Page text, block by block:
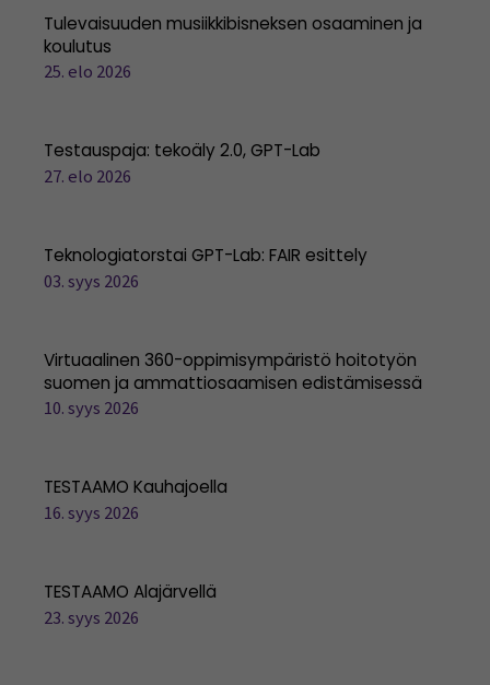
Tulevaisuuden musiikkibisneksen osaaminen ja
koulutus
25. elo 2026
Testauspaja: tekoäly 2.0, GPT-Lab
27. elo 2026
Teknologiatorstai GPT-Lab: FAIR esittely
03. syys 2026
Virtuaalinen 360-oppimisympäristö hoitotyön
suomen ja ammattiosaamisen edistämisessä
10. syys 2026
TESTAAMO Kauhajoella
16. syys 2026
TESTAAMO Alajärvellä
23. syys 2026